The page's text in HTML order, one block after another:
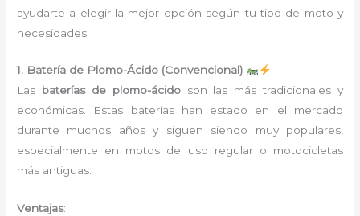
ayudarte a elegir la mejor opción según tu tipo de moto y
necesidades.
1. Batería de Plomo-Ácido (Convencional)
Las baterías de plomo-ácidoson las más tradicionales y
económicas. Estas baterías han estado en el mercado
durante muchos años y siguen siendo muy populares,
especialmente en motos de uso regular o motocicletas
más antiguas.
Ventajas: